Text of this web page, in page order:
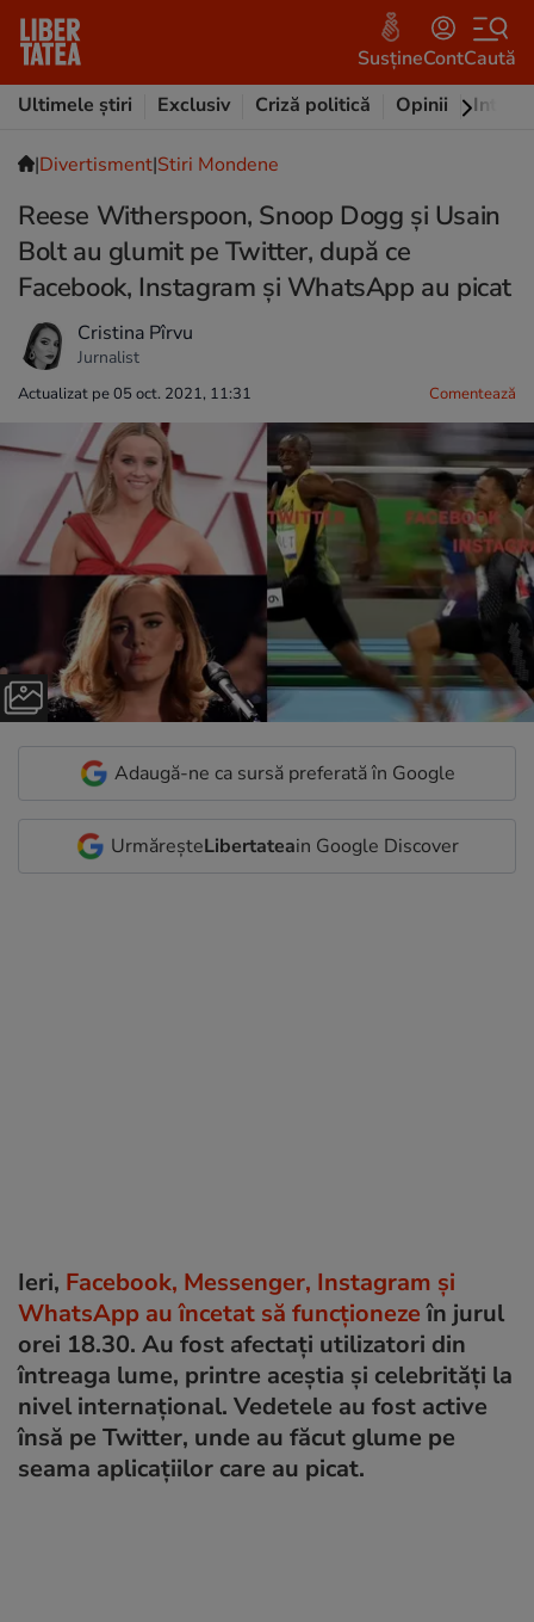
SusțineContCaută
Ultimele știri
Exclusiv Criză politică Opinii
|Divertisment|Stiri Mondene
Reese Witherspoon, Snoop Dogg și Usain
Bolt au glumit pe Twitter, după ce
Facebook, Instagram și WhatsApp au picat
Cristina Pîrvu
Jurnalist
Actualizat pe 05 oct. 2021, 11:31 Comentează
Adaugă-ne ca sursă preferată în Google
UrmăreșteLibertateain Google Discover
Ieri, Facebook, Messenger, Instagram și
WhatsApp au încetat să funcționezeîn jurul
orei 18.30. Au fost afectați utilizatori din
întreaga lume, printre aceștia și celebrități la
nivel internațional. Vedetele au fost active
însă pe Twitter, unde au făcut glume pe
seama aplicațiilor care au picat.